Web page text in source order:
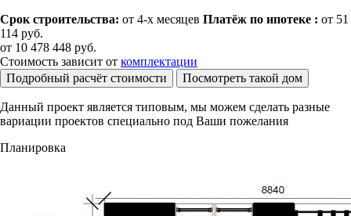
Срок строительства: от 4-х месяцев Платёж по ипотеке : от 51
114 руб.
от 10 478 448 руб.
Стоимость зависит от комплектации
Подробный расчёт стоимости
Посмотреть такой дом
Данный проект является типовым, мы можем сделать разные
вариации проектов специально под Ваши пожелания
Планировка